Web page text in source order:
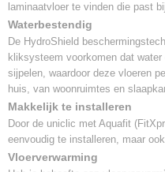
laminaatvloer te vinden die past
Waterbestendig
De HydroShield
kliksysteem voorkomen dat
sijpelen, waardoor deze vloeren
huis, van woonruimtes en
Makkelijk te installeren
Door de uniclic met Aquafit
eenvoudig te installeren, maar
Vloerverwarming